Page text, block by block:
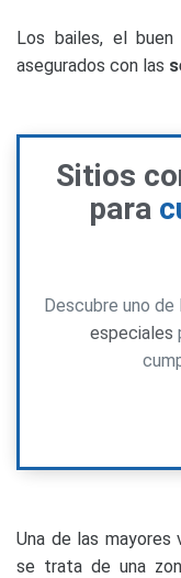
Los bailes, el
asegurados con las
Sitios
para
Descubre uno de
especiales
Una de las
se trata de una